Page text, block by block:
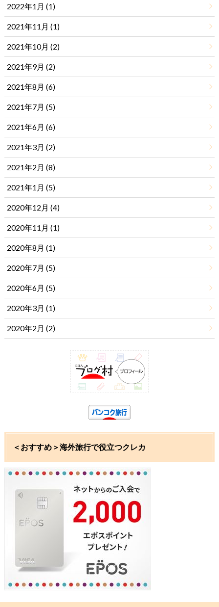
2022年1月 (1)
2021年11月 (1)
2021年10月 (2)
2021年9月 (2)
2021年8月 (6)
2021年7月 (5)
2021年6月 (6)
2021年3月 (2)
2021年2月 (8)
2021年1月 (5)
2020年12月 (4)
2020年11月 (1)
2020年8月 (1)
2020年7月 (5)
2020年6月 (5)
2020年3月 (1)
2020年2月 (2)
＜おすすめ＞海外旅行で役立つクレカ